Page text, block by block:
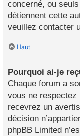
concerné, ou
détiennent cette
veuillez contacter
Haut
Pourquoi ai-je
Chaque forum a
vous ne respectez
recevrez un
décision
phpBB Limited